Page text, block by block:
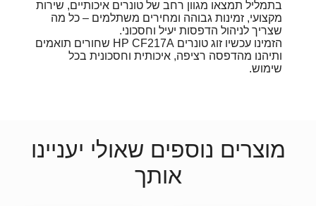
בתמליל תמצאו מגוון רחב של טונרים איכותיים, שירות
מקצועי, זמינות גבוהה ומחירים משתלמים – כל מה
שצריך לניהול הדפסות יעיל וחסכוני.
הזמינו עכשיו זוג טונרים HP CF217A שחורים תואמים
ותיהנו מהדפסה רציפה, איכותית וחסכונית בכל
שימוש.
מוצרים נוספים שאולי יעניינו
אותך